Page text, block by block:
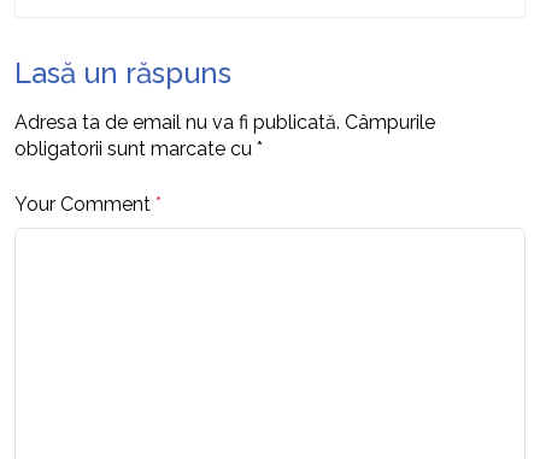
Lasă un răspuns
Adresa ta de email nu va fi publicată. Câmpurile
obligatorii sunt marcate cu *
Your Comment *